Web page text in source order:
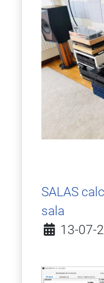
SALAS
sala
Detalles
13-07-